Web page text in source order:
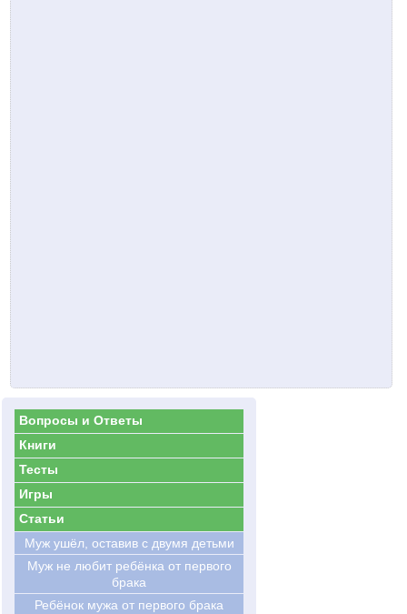
Вопросы и Ответы
Книги
Тесты
Игры
Статьи
Муж ушёл, оставив с двумя детьми
Муж не любит ребёнка от первого
брака
Ребёнок мужа от первого брака